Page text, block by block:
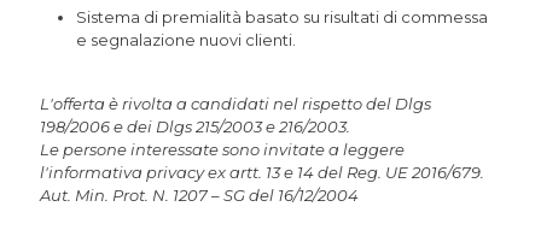
Sistema di premialità basato su risultati di commessa
e segnalazione nuovi clienti.
L'offerta è rivolta a candidati nel rispetto del Dlgs
198/2006 e dei Dlgs 215/2003 e 216/2003.
Le persone interessate sono invitate a leggere
l'informativa privacy ex artt. 13 e 14 del Reg. UE 2016/679.
Aut. Min. Prot. N. 1207 – SG del 16/12/2004